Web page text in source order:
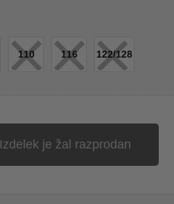
110
× 116
× 122/128
×
Izdelek je žal razprodan